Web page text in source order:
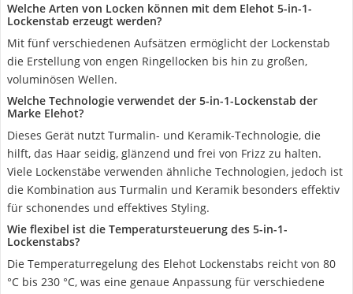
Welche Arten von Locken können mit dem Elehot 5-in-1-
Lockenstab erzeugt werden?
Mit fünf verschiedenen Aufsätzen ermöglicht der Lockenstab
die Erstellung von engen Ringellocken bis hin zu großen,
voluminösen Wellen.
Welche Technologie verwendet der 5-in-1-Lockenstab der
Marke Elehot?
Dieses Gerät nutzt Turmalin- und Keramik-Technologie, die
hilft, das Haar seidig, glänzend und frei von Frizz zu halten.
Viele Lockenstäbe verwenden ähnliche Technologien, jedoch ist
die Kombination aus Turmalin und Keramik besonders effektiv
für schonendes und effektives Styling.
Wie flexibel ist die Temperatursteuerung des 5-in-1-
Lockenstabs?
Die Temperaturregelung des Elehot Lockenstabs reicht von 80
°C bis 230 °C, was eine genaue Anpassung für verschiedene